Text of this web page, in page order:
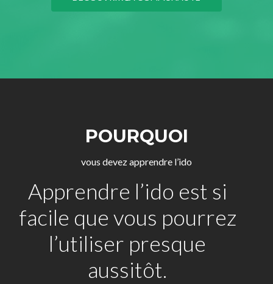
POURQUOI
vous devez apprendre l’ido
Apprendre l’ido est si
facile que vous pourrez
l’utiliser presque
aussitôt.